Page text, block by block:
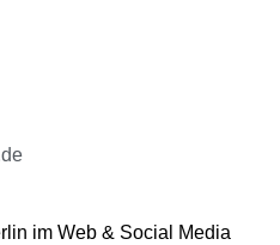
im Web & Social Media